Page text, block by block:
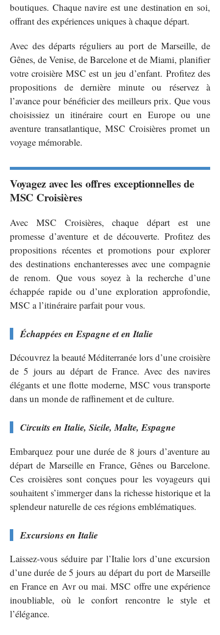
boutiques. Chaque navire est une destination en soi,
offrant des expériences uniques à chaque départ.
Avec des départs réguliers au port de Marseille, de
Gênes, de Venise, de Barcelone et de Miami, planifier
votre croisière MSC est un jeu d’enfant. Profitez des
propositions de dernière minute ou réservez à
l’avance pour bénéficier des meilleurs prix. Que vous
choisissiez un itinéraire court en Europe ou une
aventure transatlantique, MSC Croisières promet un
voyage mémorable.
Voyagez avec les offres exceptionnelles de
MSC Croisières
Avec MSC Croisières, chaque départ est une
promesse d’aventure et de découverte. Profitez des
propositions récentes et promotions pour explorer
des destinations enchanteresses avec une compagnie
de renom. Que vous soyez à la recherche d’une
échappée rapide ou d’une exploration approfondie,
MSC a l’itinéraire parfait pour vous.
Échappées en Espagne et en Italie
Découvrez la beauté Méditerranée lors d’une croisière
de 5 jours au départ de France. Avec des navires
élégants et une flotte moderne, MSC vous transporte
dans un monde de raffinement et de culture.
Circuits en Italie, Sicile, Malte, Espagne
Embarquez pour une durée de 8 jours d’aventure au
départ de Marseille en France, Gênes ou Barcelone.
Ces croisières sont conçues pour les voyageurs qui
souhaitent s’immerger dans la richesse historique et la
splendeur naturelle de ces régions emblématiques.
Excursions en Italie
Laissez-vous séduire par l’Italie lors d’une excursion
d’une durée de 5 jours au départ du port de Marseille
en France en Avr ou mai. MSC offre une expérience
inoubliable, où le confort rencontre le style et
l’élégance.